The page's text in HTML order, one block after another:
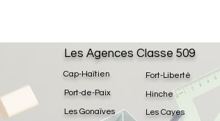
Fort-Liberté
Hinche
Les Cayes
Les Agences Classe 509
Cap-Haïtien
Port-de-Paix
Les Gonaïves